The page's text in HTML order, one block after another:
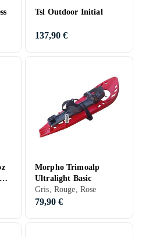
Tsl Outdoor Initial
137,90 €
Morpho Trimoalp
Ultralight Basic
Gris, Rouge, Rose
79,90 €